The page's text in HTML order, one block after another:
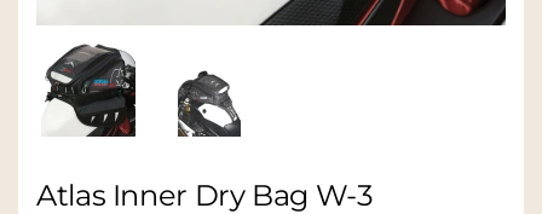
Atlas Inner Dry Bag W-3